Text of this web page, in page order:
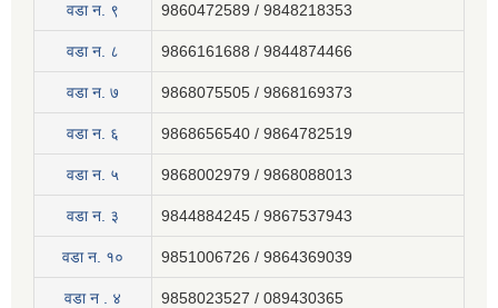
वडा न. ९ 9860472589 / 9848218353
वडा न. ८ 9866161688 / 9844874466
वडा न. ७ 9868075505 / 9868169373
वडा न. ६ 9868656540 / 9864782519
वडा न. ५ 9868002979 / 9868088013
वडा न. ३ 9844884245 / 9867537943
वडा न. १० 9851006726 / 9864369039
वडा न . ४ 9858023527 / 089430365